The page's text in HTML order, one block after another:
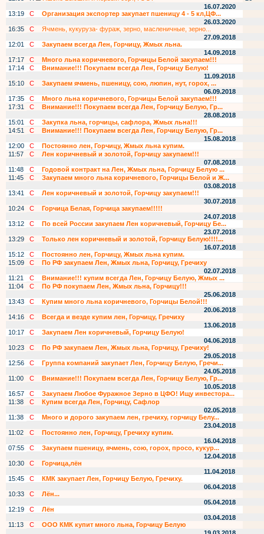
16.07.2020
13:19
С
Организация экспортер закупает пшеницу 4 - 5 кл,ЦФ...
26.03.2020
16:35
С
Ячмень, кукуруза- фураж, зерно, масленичные, зерно...
27.09.2018
12:01
С
Закупаем всегда Лен, Горчицу, Жмых льна.
14.09.2018
17:17
С
Много льна коричневого, Горчицы Белой закупаем!!!
17:14
С
Внимание!!! Покупаем всегда Лен, Горчицу Белую!
11.09.2018
15:10
С
Закупаем ячмень, пшеницу, сою, люпин, нут, горох, ...
06.09.2018
17:35
С
Много льна коричневого, Горчицы Белой закупаем!!!
17:31
С
Внимание!!! Покупаем всегда Лен, Горчицу Белую, Гр...
28.08.2018
15:01
С
Закупка льна, горчицы, сафлора, Жмых льна!!!
14:51
С
Внимание!!! Покупаем всегда Лен, Горчицу Белую, Гр...
15.08.2018
12:00
С
Постоянно лен, Горчицу, Жмых льна купим.
11:57
С
Лен коричневый и золотой, Горчицу закупаем!!!
07.08.2018
11:48
С
Годовой контракт на Лен, Жмых льна, Горчицу Белую ...
11:45
С
Закупаем много льна коричневого, Горчицы Белой и Ж...
03.08.2018
13:41
С
Лен коричневый и золотой, Горчицу закупаем!!!
30.07.2018
10:24
С
Горчица Белая, Горчица закупаем!!!!!
24.07.2018
13:12
С
По всей России закупаем Лен коричневый, Горчицу Бе...
23.07.2018
13:29
С
Только лен коричневый и золотой, Горчицу Белую!!!!...
16.07.2018
15:12
С
Постоянно лен, Горчицу, Жмых льна купим.
15:09
С
По РФ закупаем Лен, Жмых льна, Горчицу, Гречиху
02.07.2018
11:21
С
Внимание!!! купим всегда Лен, Горчицу Белую, Жмых ...
11:04
С
По РФ покупаем Лен, Жмых льна, Горчицу!!!
25.06.2018
13:43
С
Купим много льна коричневого, Горчицы Белой!!!
20.06.2018
14:16
С
Всегда и везде купим лен, Горчицу, Гречиху
13.06.2018
10:17
С
Закупаем Лен коричневый, Горчицу Белую!
04.06.2018
10:23
С
По РФ закупаем Лен, Жмых льна, Горчицу, Гречиху!
29.05.2018
12:56
С
Группа компаний закупает Лен, Горчицу Белую, Гречи...
24.05.2018
11:00
С
Внимание!!! Покупаем всегда Лен, Горчицу Белую, Гр...
10.05.2018
16:57
С
Закупаем Любое Фуражное Зерно в ЦФО! Ищу инвестора...
11:38
С
Купим всегда Лен, Горчицу, Сафлор
02.05.2018
11:38
С
Много и дорого закупаем лен, гречиху, горчицу Белу...
23.04.2018
11:02
С
Постоянно лен, Горчицу, Гречиху купим.
16.04.2018
07:55
С
Закупаем пшеницу, ячмень, сою, горох, просо, кукур...
12.04.2018
10:30
С
Горчица,лён
11.04.2018
15:45
С
КМК закупает Лен, Горчицу Белую, Гречиху.
06.04.2018
10:33
С
Лён...
05.04.2018
12:19
С
Лён
03.04.2018
11:13
С
ООО КМК купит много льна, Горчицу Белую